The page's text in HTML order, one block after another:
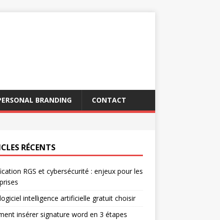
BRANDING CONTACT
RÉCENTS
RGS et cybersécurité : enjeux pour les
intelligence artificielle gratuit choisir
insérer signature word en 3 étapes